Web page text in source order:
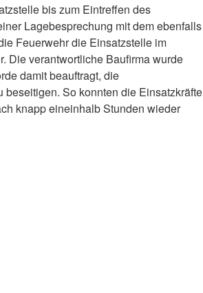
bis zum Eintreffen des
Lagebesprechung mit dem ebenfalls
Feuerwehr die Einsatzstelle im
Die verantwortliche Baufirma wurde
damit beauftragt, die
So konnten die Einsatzkräfte
knapp eineinhalb Stunden wieder